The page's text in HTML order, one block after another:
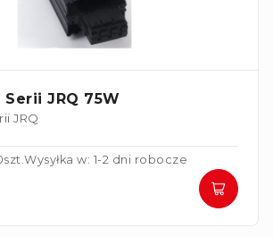
JRQ 75W
JRQ
Wysyłka w: 1-2 dni robocze